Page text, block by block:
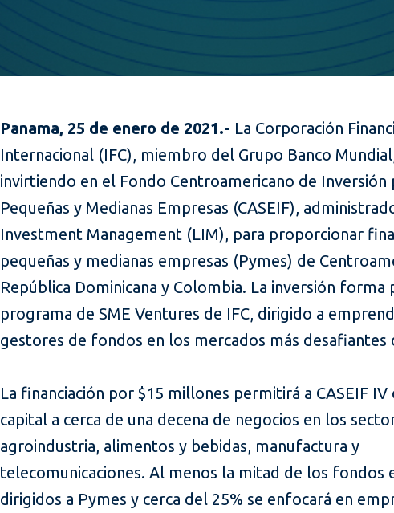
Panama, 25 de enero de 2021.- La Corporación
Internacional (IFC), miembro del Grupo Banco
invirtiendo en el Fondo Centroamericano de Inversión
Pequeñas y Medianas Empresas (CASEIF),
Investment Management (LIM), para proporcionar
pequeñas y medianas empresas (Pymes) de
República Dominicana y Colombia. La inversión forma
programa de SME Ventures de IFC, dirigido a
gestores de fondos en los mercados más desafiantes
La financiación por $15 millones permitirá a CASEIF
capital a cerca de una decena de negocios en los
agroindustria, alimentos y bebidas, manufactura y
telecomunicaciones. Al menos la mitad de los fondos
dirigidos a Pymes y cerca del 25% se enfocará en